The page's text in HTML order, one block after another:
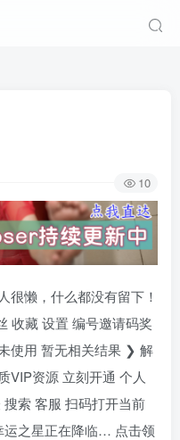
10
很懒，什么都没有留下！
收藏 设置 编号邀请码奖
使用 暂无相关结果 ❯ 解
VIP资源 立刻开通 个人
索 客服 扫码打开当前
运之星正在降临… 点击领